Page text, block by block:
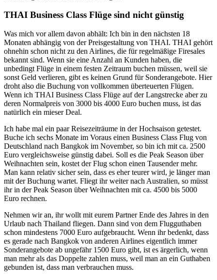
THAI Business Class Flüge sind nicht günstig
Was mich vor allem davon abhält: Ich bin in den nächsten 18
Monaten abhängig von der Preisgestaltung von THAI. THAI gehört
ohnehin schon nicht zu den Airlines, die für regelmäßige Firesales
bekannt sind. Wenn sie eine Anzahl an Kunden haben, die
unbedingt Flüge in einem festen Zeitraum buchen müssen, weil sie
sonst Geld verlieren, gibt es keinen Grund für Sonderangebote. Hier
droht also die Buchung von vollkommen überteuerten Flügen.
Wenn ich THAI Business Class Flüge auf der Langstrecke aber zu
deren Normalpreis von 3000 bis 4000 Euro buchen muss, ist das
natürlich ein mieser Deal.
Ich habe mal ein paar Reisezeiträume in der Hochsaison getestet.
Buche ich sechs Monate im Voraus einen Business Class Flug von
Deutschland nach Bangkok im November, so bin ich mit ca. 2500
Euro vergleichsweise günstig dabei. Soll es die Peak Season über
Weihnachten sein, kostet der Flug schon einen Tausender mehr.
Man kann relativ sicher sein, dass es eher teurer wird, je länger man
mit der Buchung wartet. Fliegt ihr weiter nach Australien, so müsst
ihr in der Peak Season über Weihnachten mit ca. 4500 bis 5000
Euro rechnen.
Nehmen wir an, ihr wollt mit eurem Partner Ende des Jahres in den
Urlaub nach Thailand fliegen. Dann sind von dem Flugguthaben
schon mindestens 7000 Euro aufgebraucht. Wenn ihr bedenkt, dass
es gerade nach Bangkok von anderen Airlines eigentlich immer
Sonderangebote ab ungefähr 1500 Euro gibt, ist es ärgerlich, wenn
man mehr als das Doppelte zahlen muss, weil man an ein Guthaben
gebunden ist, dass man verbrauchen muss.